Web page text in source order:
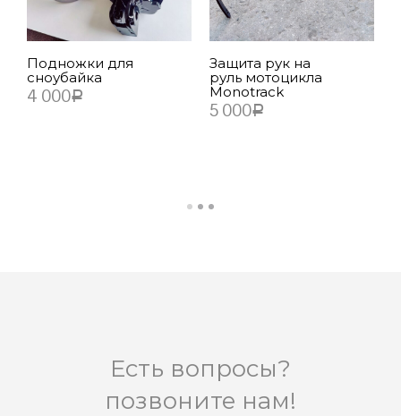
Подножки для
сноубайка
4 000Р
Защита рук на
руль мотоцикла
Monotrack
5 000Р
Есть вопросы?
позвоните нам!